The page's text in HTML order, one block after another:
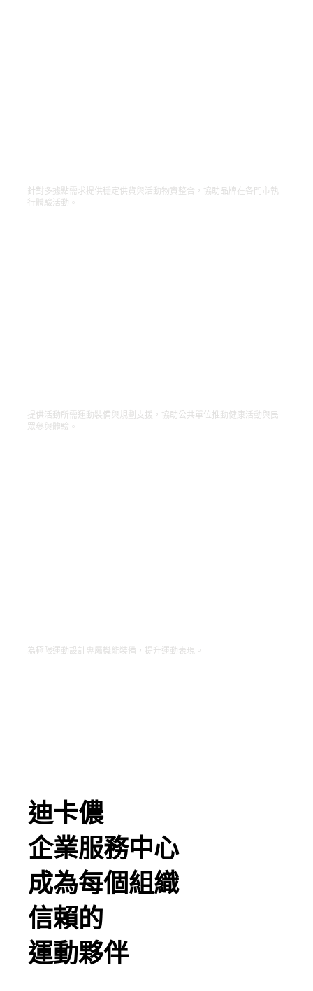
針對多據點需求提供穩定供貨與活動物資整合，協助品牌在各門市執
行體驗活動。
提供活動所需運動裝備與規劃支援，協助公共單位推動健康活動與民
眾參與體驗。
為極限運動設計專屬機能裝備，提升運動表現。
迪卡儂
企業服務中心
成為每個組織
信賴的
運動夥伴